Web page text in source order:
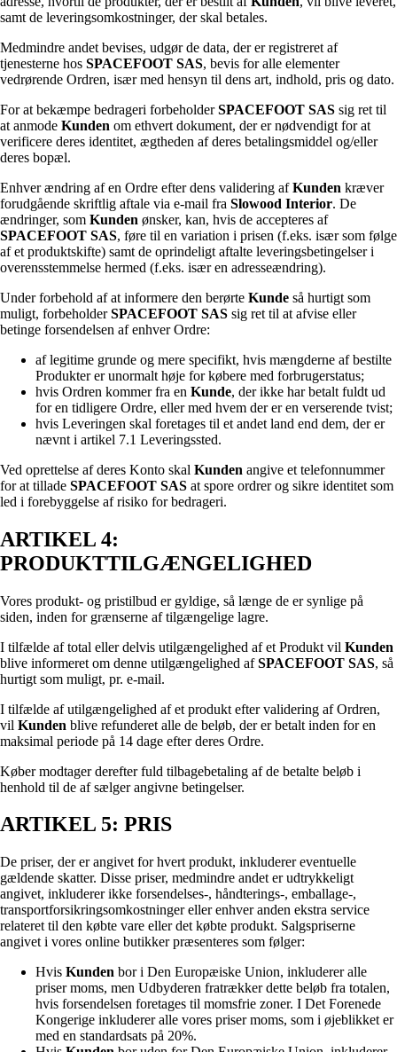
samt de leveringsomkostninger, der skal betales.
Medmindre andet bevises, udgør de data, der er registreret af
tjenesterne hos SPACEFOOT SAS, bevis for alle elementer
vedrørende Ordren, især med hensyn til dens art, indhold, pris og dato.
For at bekæmpe bedrageri forbeholderSPACEFOOT SAS sig ret til
at anmode Kunden om ethvert dokument, der er nødvendigt for at
verificere deres identitet, ægtheden af deres betalingsmiddel og/eller
deres bopæl.
Enhver ændring af en Ordre efter dens validering afKunden kræver
forudgående skriftlig aftale via e-mail fra Slowood Interior. De
ændringer, som Kunden ønsker, kan, hvis de accepteres af
SPACEFOOT SAS, føre til en variation i prisen (f.eks. især som følge
af et produktskifte) samt de oprindeligt aftalte leveringsbetingelser i
overensstemmelse hermed (f.eks. især en adresseændring).
Under forbehold af at informere den berørte Kunde så hurtigt som
muligt, forbeholderSPACEFOOT SAS sig ret til at afvise eller
betinge forsendelsen af enhver Ordre:
af legitime grunde og mere specifikt, hvis mængderne af bestilte
Produkter er unormalt høje for købere med forbrugerstatus;
hvis Ordren kommer fra en Kunde, der ikke har betalt fuldt ud
for en tidligere Ordre, eller med hvem der er en verserende tvist;
hvis Leveringen skal foretages til et andet land end dem, der er
nævnt i artikel 7.1 Leveringssted.
Ved oprettelse af deres Konto skal Kunden angive et telefonnummer
for at tillade SPACEFOOT SAS at spore ordrer og sikre identitet som
led i forebyggelse af risiko for bedrageri.
ARTIKEL 4:
PRODUKTTILGÆNGELIGHED
Vores produkt- og pristilbud er gyldige, så længe de er synlige på
siden, inden for grænserne af tilgængelige lagre.
I tilfælde af total eller delvis utilgængelighed af et Produkt vil Kunden
blive informeret om denne utilgængelighed afSPACEFOOT SAS, så
hurtigt som muligt, pr. e-mail.
I tilfælde af utilgængelighed af et produkt efter validering af Ordren,
vil Kunden blive refunderet alle de beløb, der er betalt inden for en
maksimal periode på 14 dage efter deres Ordre.
Køber modtager derefter fuld tilbagebetaling af de betalte beløb i
henhold til de af sælger angivne betingelser.
ARTIKEL 5: PRIS
De priser, der er angivet for hvert produkt, inkluderer eventuelle
gældende skatter. Disse priser, medmindre andet er udtrykkeligt
angivet, inkluderer ikke forsendelses-, håndterings-, emballage-,
transportforsikringsomkostninger eller enhver anden ekstra service
relateret til den købte vare eller det købte produkt. Salgspriserne
angivet i vores online butikker præsenteres som følger:
Hvis Kunden bor i Den Europæiske Union, inkluderer alle
priser moms, men Udbyderen fratrækker dette beløb fra totalen,
hvis forsendelsen foretages til momsfrie zoner. I Det Forenede
Kongerige inkluderer alle vores priser moms, som i øjeblikket er
med en standardsats på 20%.